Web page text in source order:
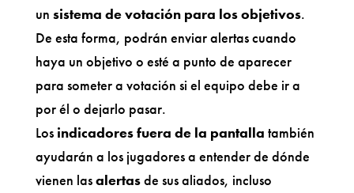
un sistema de votación para los objetivos.
De esta forma, podrán enviar alertas cuando
haya un objetivo o esté a punto de aparecer
para someter a votación si el equipo debe ir a
por él o dejarlo pasar.
Losindicadores fuera de la pantalla también
ayudarán a los jugadores a entender de dónde
vienen lasalertasde sus aliados, incluso